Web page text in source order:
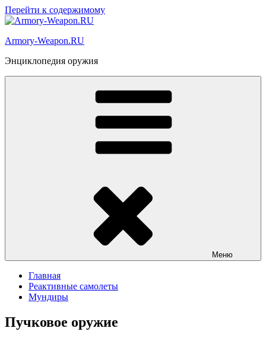
Перейти к содержимому
Armory-Weapon.RU
Энциклопедия оружия
Меню
Главная
Реактивные самолеты
Мундиры
Пучковое оружие